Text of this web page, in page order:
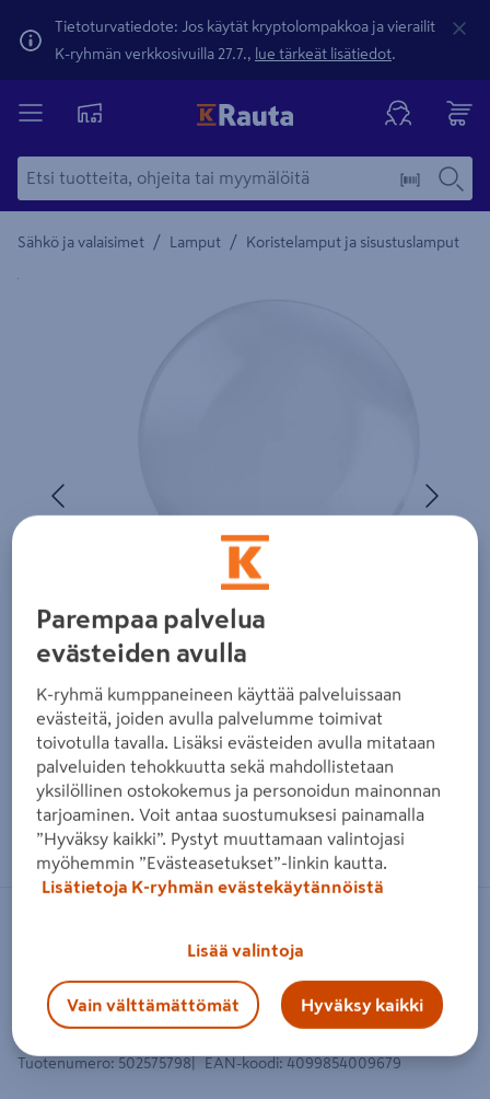
Tietoturvatiedote: Jos käytät kryptolompakkoa ja vierailit
K-ryhmän verkkosivuilla 27.7., lue tärkeät lisätiedot.
Sähkö ja valaisimet / Lamput / Koristelamput ja sisustuslamput
Yksityiskohtainen kuvaus löytyy Tuotteen kuvaus -
Zoomaa kuvaa sormilla kosketusnäytöllä
Sisustuslamppu OSRAM Energy
Efficient Globe 840lm 3000K E27
matta
Tuotenumero: 502575798 EAN-koodi: 4099854009679
Parempaa palvelua
evästeiden avulla
K-ryhmä kumppaneineen käyttää palveluissaan
evästeitä, joiden avulla palvelumme toimivat
toivotulla tavalla. Lisäksi evästeiden avulla mitataan
palveluiden tehokkuutta sekä mahdollistetaan
yksilöllinen ostokokemus ja personoidun mainonnan
tarjoaminen. Voit antaa suostumuksesi painamalla
”Hyväksy kaikki”. Pystyt muuttamaan valintojasi
myöhemmin ”Evästeasetukset”-linkin kautta.
Lisätietoja K-ryhmän evästekäytännöistä
Lisää valintoja
Vain välttämättömät Hyväksy kaikki